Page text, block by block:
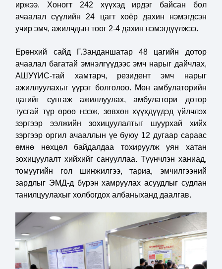
иржээ. Хоногт 242 хүүхэд ирдэг байсан бол
ачаалал сүүлийн 24 цагт хоёр дахин нэмэгдсэн
учир эмч, ажилчдын тоог 2-4 дахин нэмэгдүүлжээ.
Ерөнхий сайд Г.Занданшатар 48 цагийн дотор
ачаалал багатай эмнэлгүүдээс эмч нарыг дайчлах,
АШУҮИС-тай хамтарч, резидент эмч нарыг
ажиллуулахыг үүрэг болголоо. Мөн амбулаторийн
цагийг сунгаж ажиллуулах, амбулатори дотор
тусгай түр өрөө нээж, зөвхөн хүүхдүүдэд үйлчлэх
зэргээр ээлжийн зохицуулалтыг шуурхай хийх
зэргээр оргил ачааллын үе буюу 12 дугаар сараас
өмнө нөхцөл байдалдаа тохируулж уян хатан
зохицуулалт хийхийг санууллаа. Түүнчлэн ханиад,
томуугийн гол шинжилгээ, тариа, эмчилгээний
зардлыг ЭМД-д бүрэн хамруулах асуудлыг судлан
танилцуулахыг холбогдох албаныханд даалгав.